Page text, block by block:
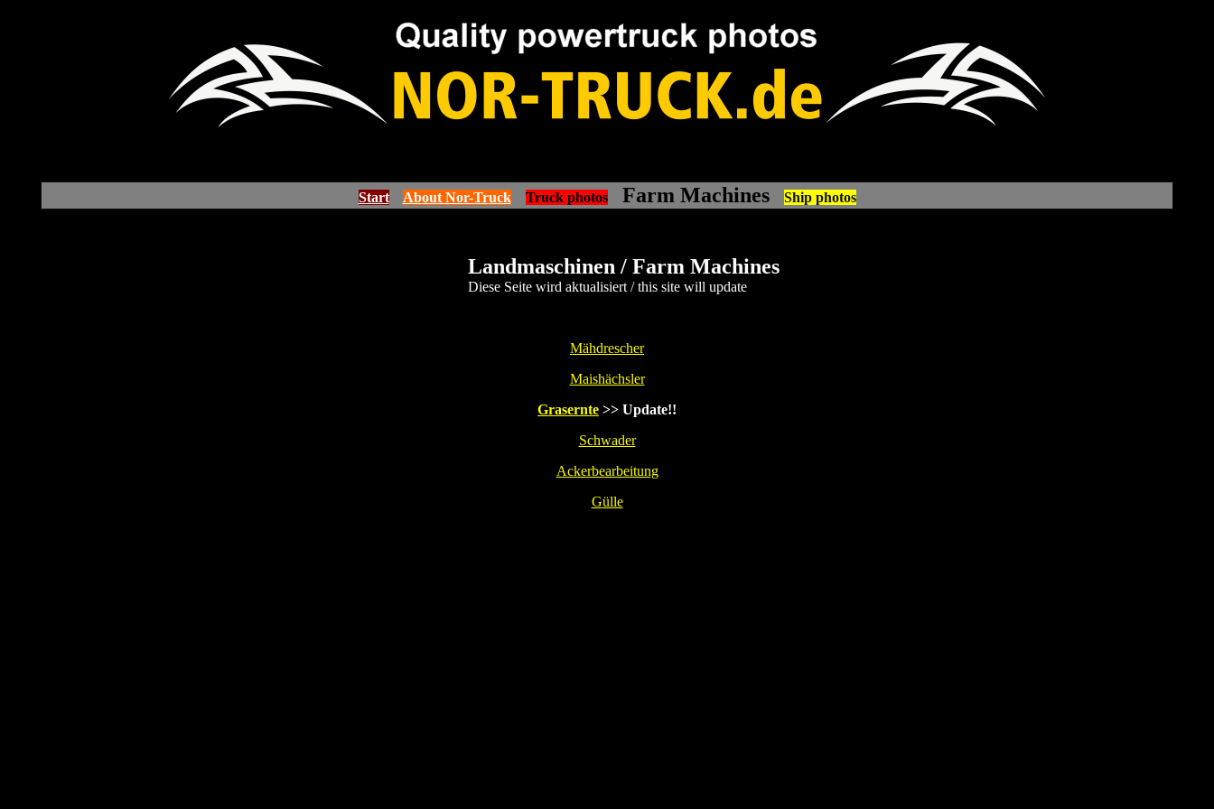
Start About Nor-Truck Truck photos Farm Machines Ship photos
Landmaschinen / Farm Machines
Diese Seite wird aktualisiert / this site will update
Mähdrescher
Maishächsler
Grasernte >> Update!!
Schwader
Ackerbearbeitung
Gülle